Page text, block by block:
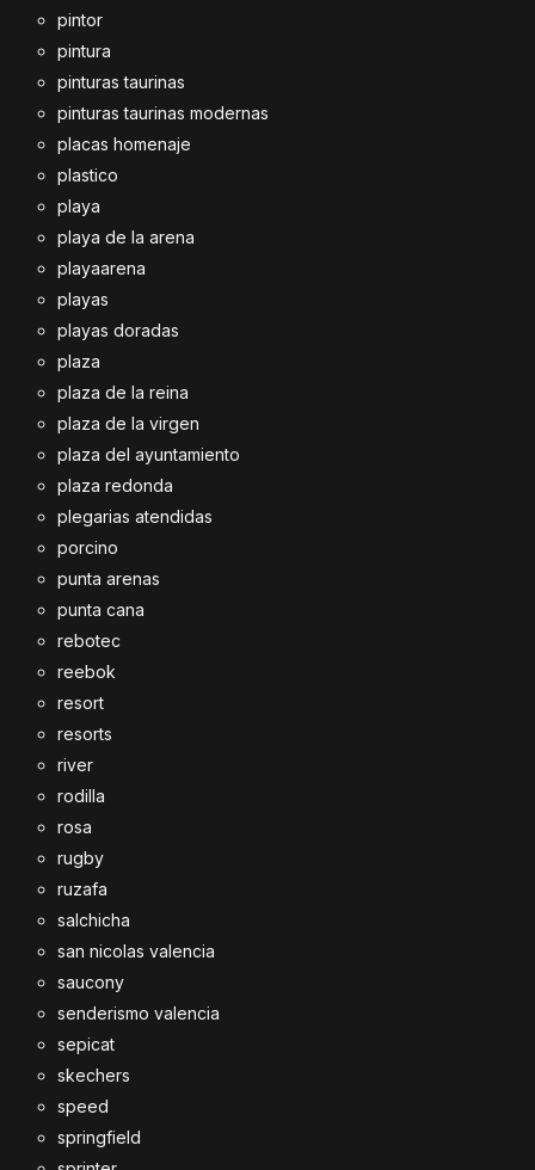
pintor
pintura
pinturas taurinas
pinturas taurinas modernas
placas homenaje
plastico
playa
playa de la arena
playaarena
playas
playas doradas
plaza
plaza de la reina
plaza de la virgen
plaza del ayuntamiento
plaza redonda
plegarias atendidas
porcino
punta arenas
punta cana
rebotec
reebok
resort
resorts
river
rodilla
rosa
rugby
ruzafa
salchicha
san nicolas valencia
saucony
senderismo valencia
sepicat
skechers
speed
springfield